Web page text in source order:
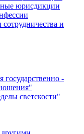
юрисдикции
и
-
светскости"